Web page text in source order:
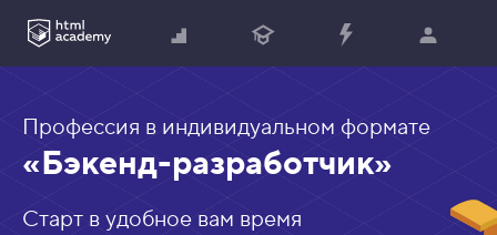
Профессия в индивидуальном формате
«Бэкенд-разработчик»
Старт в удобное вам время